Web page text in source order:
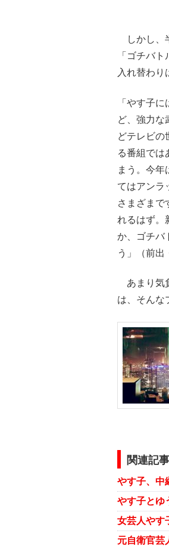
しかし、
「ゴチバ
入れ替わり
「やす子
ど、強力な
どテレビの
る番組では
まう。今年
てはアンラ
さまざまで
れるはず。
か、ゴチバ
う」（前出
あまり気
は、そんな
関連記事
やす子、中
元自衛官芸